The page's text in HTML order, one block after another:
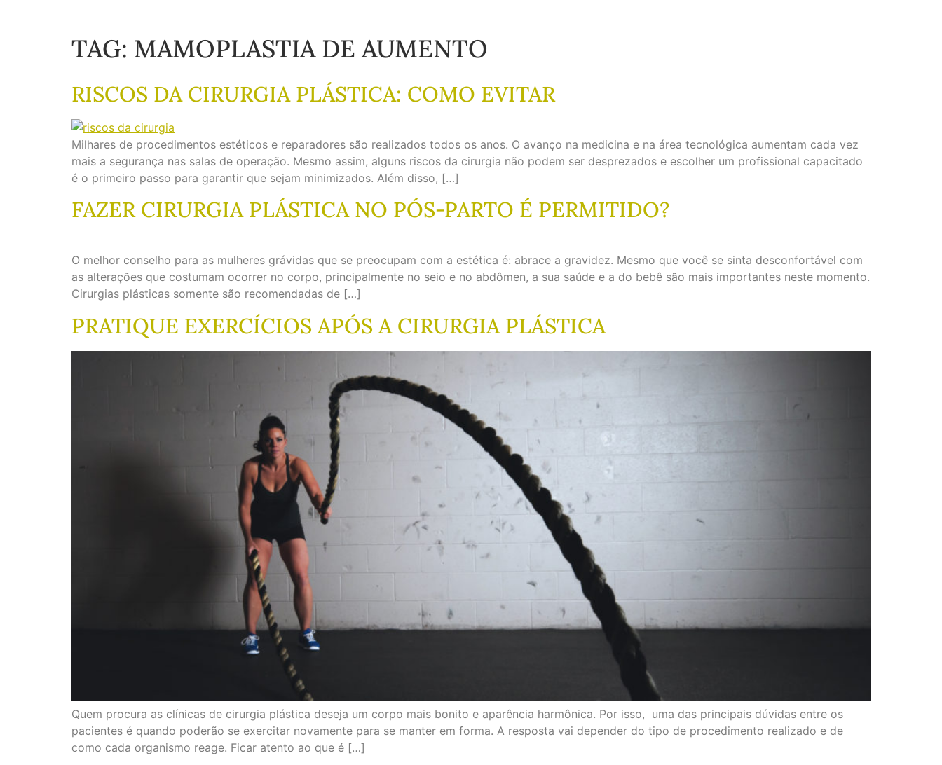
TAG: MAMOPLASTIA DE AUMENTO
RISCOS DA CIRURGIA PLÁSTICA: COMO EVITAR
Milhares de procedimentos estéticos e reparadores são realizados todos os anos. O avanço na medicina e na área tecnológica aumentam cada vez
mais a segurança nas salas de operação. Mesmo assim, alguns riscos da cirurgia não podem ser desprezados e escolher um profissional capacitado
é o primeiro passo para garantir que sejam minimizados. Além disso, […]
FAZER CIRURGIA PLÁSTICA NO PÓS-PARTO É PERMITIDO?
O melhor conselho para as mulheres grávidas que se preocupam com a estética é: abrace a gravidez. Mesmo que você se sinta desconfortável com
as alterações que costumam ocorrer no corpo, principalmente no seio e no abdômen, a sua saúde e a do bebê são mais importantes neste momento.
Cirurgias plásticas somente são recomendadas de […]
PRATIQUE EXERCÍCIOS APÓS A CIRURGIA PLÁSTICA
Quem procura as clínicas de cirurgia plástica deseja um corpo mais bonito e aparência harmônica. Por isso, uma das principais dúvidas entre os
pacientes é quando poderão se exercitar novamente para se manter em forma. A resposta vai depender do tipo de procedimento realizado e de
como cada organismo reage. Ficar atento ao que é […]